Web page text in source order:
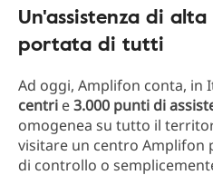
Un'assistenza di
portata di tutti
Ad oggi, Amplifon conta, in
centri e3.000 punti di
omogenea su tutto il
visitare un centro Amplifon
di controllo o